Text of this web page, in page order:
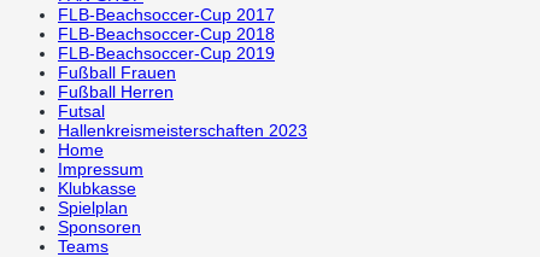
FLB-Beachsoccer-Cup 2017
FLB-Beachsoccer-Cup 2018
FLB-Beachsoccer-Cup 2019
Fußball Frauen
Fußball Herren
Futsal
Hallenkreismeisterschaften 2023
Home
Impressum
Klubkasse
Spielplan
Sponsoren
Teams